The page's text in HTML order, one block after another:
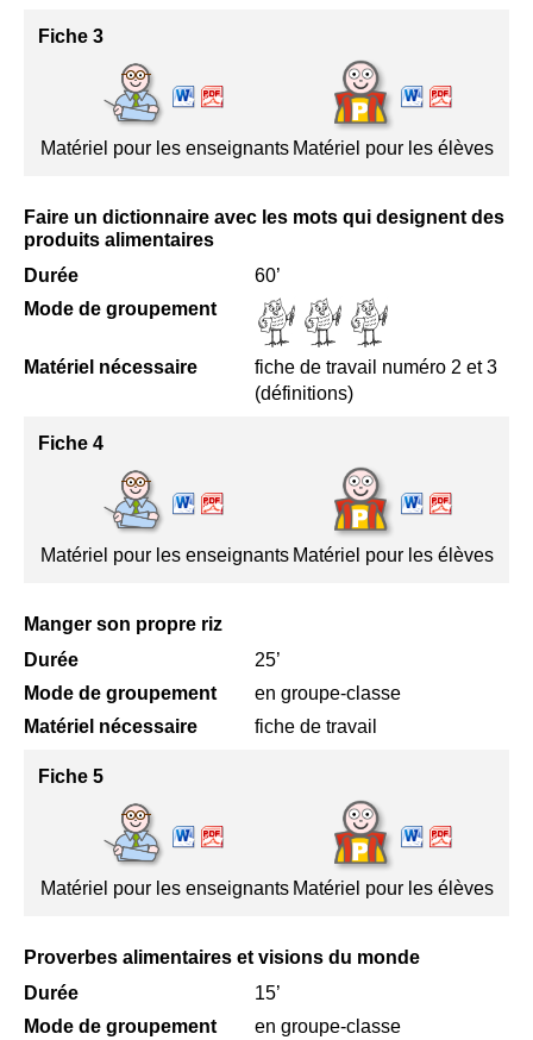
Fiche 3
Matériel pour les enseignants Matériel pour les élèves
Faire un dictionnaire avec les mots qui designent des
produits alimentaires
Durée
60’
Mode de groupement
Matériel nécessaire
fiche de travail numéro 2 et 3
(définitions)
Fiche 4
Matériel pour les enseignants Matériel pour les élèves
Manger son propre riz
Durée
25’
Mode de groupement
en groupe-classe
Matériel nécessaire
fiche de travail
Fiche 5
Matériel pour les enseignants Matériel pour les élèves
Proverbes alimentaires et visions du monde
Durée
15’
Mode de groupement
en groupe-classe